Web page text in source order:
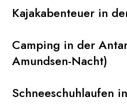
Kajakabenteuer in
Camping in der
Amundsen-Nacht)
Schneeschuhlaufen